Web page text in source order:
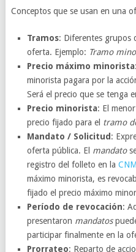
Conceptos que se usan en una
Tramos: Diferentes grupos
oferta. Ejemplo: Tramo
Precio máximo minorista
minorista pagara por la
Será el precio que se tenga
Precio minorista: El
precio fijado para el tramo
Mandato / Solicitud :
oferta pública. El mandato
registro del folleto en la
máximo minorista, es
fijado el precio máximo
Período de revocación:
presentaron mandatos
participar finalmente en la
Prorrateo: Reparto de